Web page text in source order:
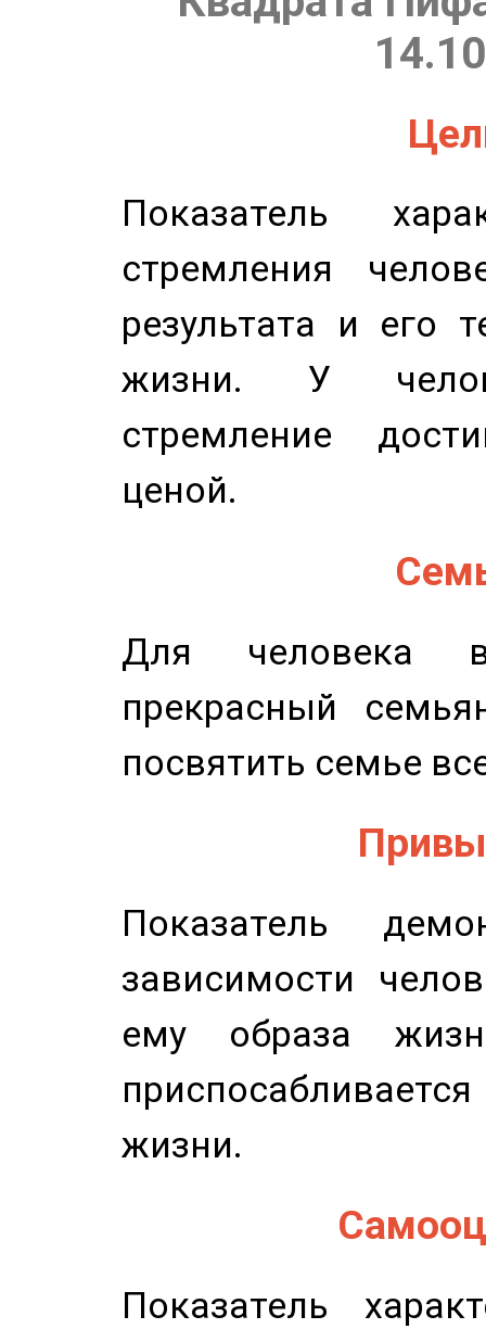
Показатель
стремления
результата и его
жизни. У
стремление
ценой.
Для человека
прекрасный
посвятить семье
Показатель
зависимости
ему образа
жизни.
Показатель